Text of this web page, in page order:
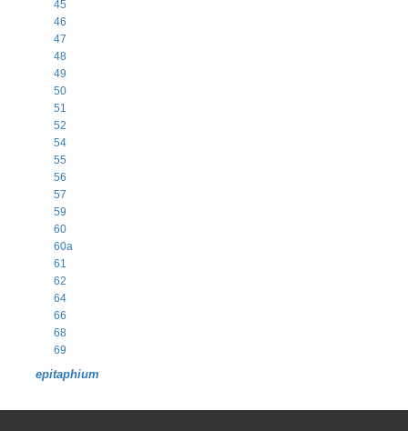
45
46
47
48
49
50
51
52
54
55
56
57
59
60
60a
61
62
64
66
68
69
epitaphium